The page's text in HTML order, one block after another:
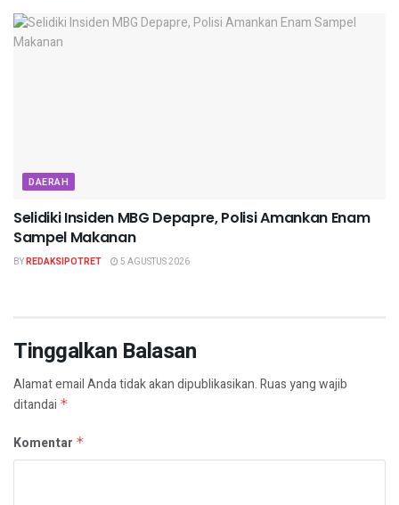
DAERAH
Selidiki Insiden MBG Depapre, Polisi Amankan Enam
Sampel Makanan
BYREDAKSIPOTRET 5 AGUSTUS 2026
Tinggalkan Balasan
Alamat email Anda tidak akan dipublikasikan.Ruas yang wajib
ditandai *
Komentar *